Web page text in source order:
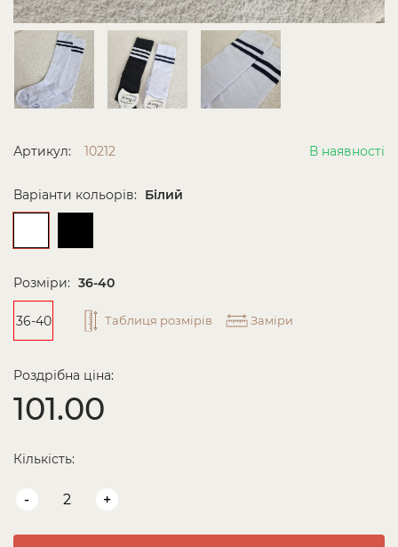
Артикул: 10212 В наявності
Варіанти кольорів: Білий
Розміри: 36-40
36-40 Таблиця розмірів Заміри
Роздрібна ціна:
101.00
Кількість:
- +